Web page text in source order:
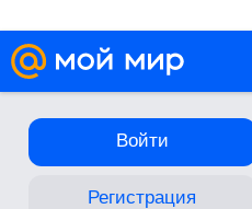
Войти
Регистрация